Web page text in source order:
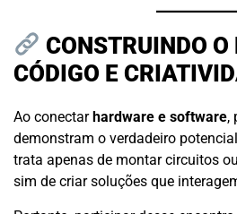
CONSTRUINDO O
CÓDIGO E
Ao conectar hardware e software,
demonstram o verdadeiro
trata apenas de montar circuitos
sim de criar soluções que